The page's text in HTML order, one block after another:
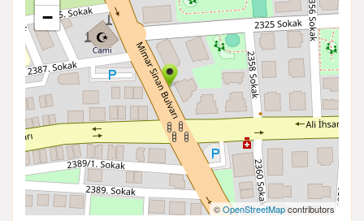
−
©OpenStreetMapcontributors